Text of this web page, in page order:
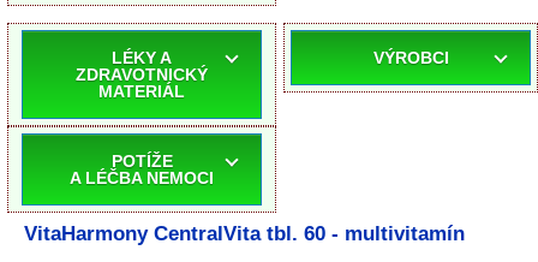
LÉKY A
ZDRAVOTNICKÝ
MATERIÁL
POTÍŽE
A LÉČBA NEMOCI
VÝROBCI
VitaHarmony CentralVita tbl. 60 - multivitamín